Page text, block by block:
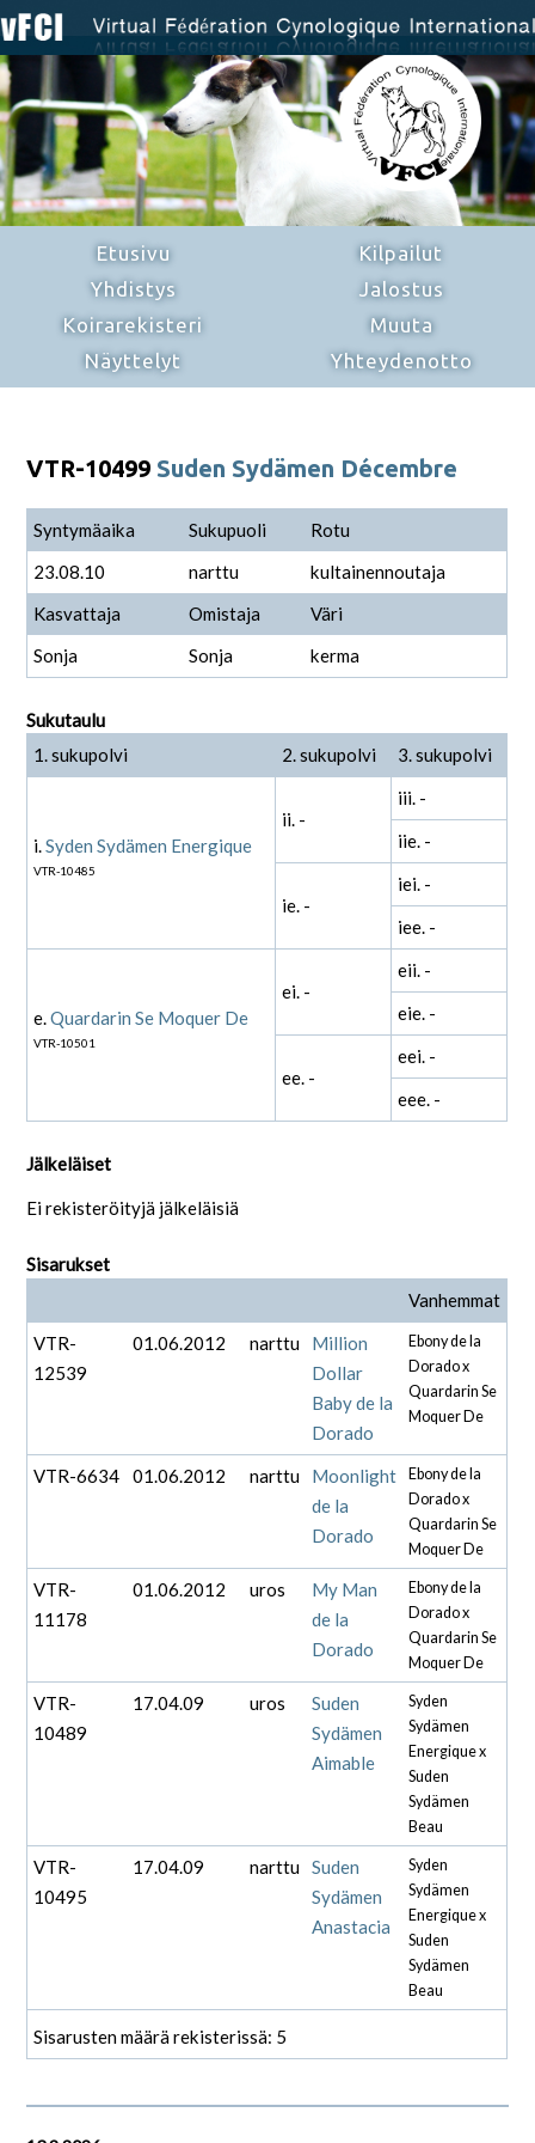
Etusivu
Yhdistys
Koirarekisteri
Näyttelyt
Kilpailut
Jalostus
Muuta
Yhteydenotto
VTR-10499 Suden Sydämen Décembre
Syntymäaika Sukupuoli
Rotu
23.08.10
narttu
kultainennoutaja
Kasvattaja
Omistaja
Väri
Sonja
Sonja kerma
Sukutaulu
1. sukupolvi
2. sukupolvi 3. sukupolvi
i.Syden Sydämen Energique
VTR-10485
ii. -
iii. -
iie. -
ie. -
iei. -
iee. -
e.Quardarin Se Moquer De
VTR-10501
ei. -
eii. -
eie. -
ee. -
eei. -
eee. -
Jälkeläiset
Ei rekisteröityjä jälkeläisiä
Sisarukset
Vanhemmat
VTR-
12539
01.06.2012 narttu
Million
Dollar
Baby de la
Dorado
Ebony de la
Dorado x
Quardarin Se
Moquer De
VTR-6634 01.06.2012 narttu
Moonlight
de la
Dorado
Ebony de la
Dorado x
Quardarin Se
Moquer De
VTR-
11178
01.06.2012 uros
My Man
de la
Dorado
Ebony de la
Dorado x
Quardarin Se
Moquer De
VTR-
10489
17.04.09 uros
Suden
Sydämen
Aimable
Syden
Sydämen
Energique x
Suden
Sydämen
Beau
VTR-
10495
17.04.09 narttu Suden
Sydämen
Anastacia
Syden
Sydämen
Energique x
Suden
Sydämen
Beau
Sisarusten määrä rekisterissä: 5